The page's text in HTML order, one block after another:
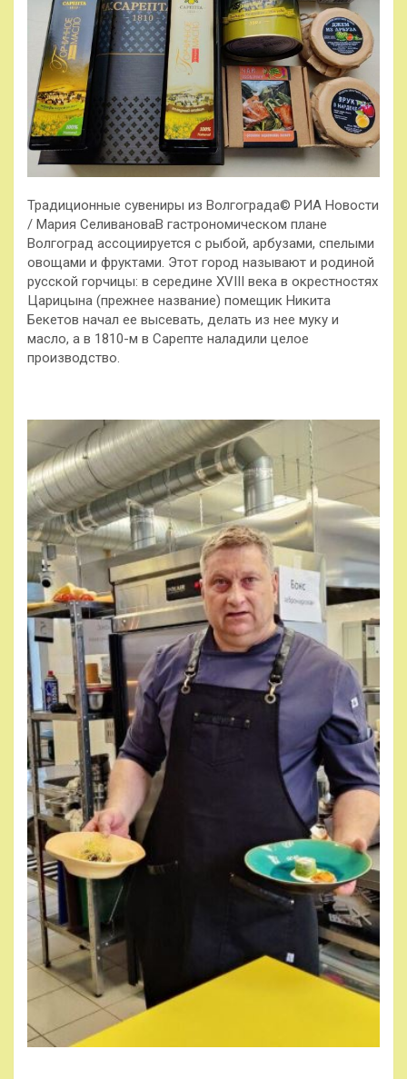
Традиционные сувениры из Волгограда© РИА Новости
/ Мария СеливановаВ гастрономическом плане
Волгоград ассоциируется с рыбой, арбузами, спелыми
овощами и фруктами. Этот город называют и родиной
русской горчицы: в середине XVIII века в окрестностях
Царицына (прежнее название) помещик Никита
Бекетов начал ее высевать, делать из нее муку и
масло, а в 1810-м в Сарепте наладили целое
производство.